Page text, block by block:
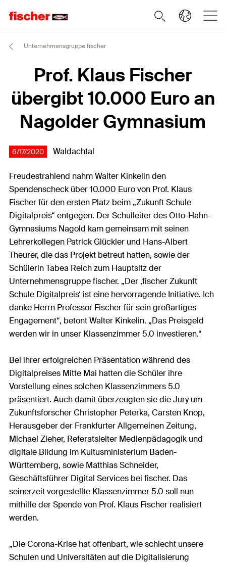
Unternehmensgruppe fischer
Prof. Klaus Fischer
übergibt 10.000 Euro an
Nagolder Gymnasium
6/17/2020 Waldachtal
Freudestrahlend nahm Walter Kinkelin den
Spendenscheck über 10.000 Euro von Prof. Klaus
Fischer für den ersten Platz beim „Zukunft Schule
Digitalpreis“ entgegen. Der Schulleiter des Otto-Hahn-
Gymnasiums Nagold kam gemeinsam mit seinen
Lehrerkollegen Patrick Glückler und Hans-Albert
Theurer, die das Projekt betreut hatten, sowie der
Schülerin Tabea Reich zum Hauptsitz der
Unternehmensgruppe fischer. „Der ‚fischer Zukunft
Schule Digitalpreis‘ ist eine hervorragende Initiative. Ich
danke Herrn Professor Fischer für sein großartiges
Engagement“, betont Walter Kinkelin. „Das Preisgeld
werden wir in unser Klassenzimmer 5.0 investieren.“
Bei ihrer erfolgreichen Präsentation während des
Digitalpreises Mitte Mai hatten die Schüler ihre
Vorstellung eines solchen Klassenzimmers 5.0
präsentiert. Auch damit überzeugten sie die Jury um
Zukunftsforscher Christopher Peterka, Carsten Knop,
Herausgeber der Frankfurter Allgemeinen Zeitung,
Michael Zieher, Referatsleiter Medienpädagogik und
digitale Bildung im Kultusministerium Baden-
Württemberg, sowie Matthias Schneider,
Geschäftsführer Digital Services bei fischer. Das
seinerzeit vorgestellte Klassenzimmer 5.0 soll nun
mithilfe der Spende von Prof. Klaus Fischer realisiert
werden.
„Die Corona-Krise hat offenbart, wie schlecht unsere
Schulen und Universitäten auf die Digitalisierung